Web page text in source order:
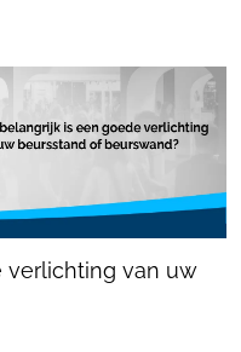
verlichting van uw